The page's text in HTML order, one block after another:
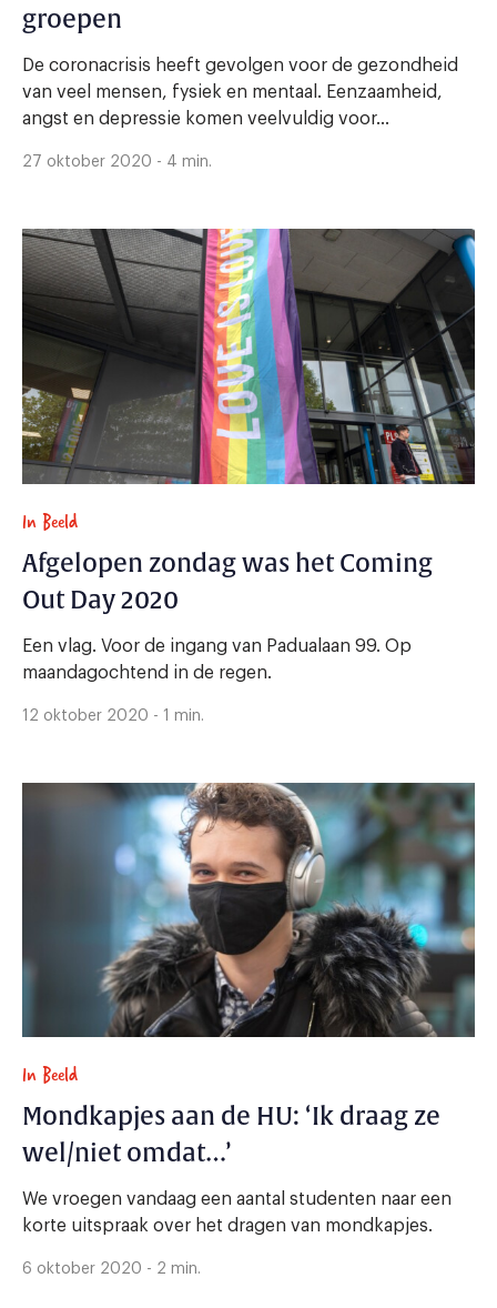
groepen
De coronacrisis heeft gevolgen voor de gezondheid
van veel mensen, fysiek en mentaal. Eenzaamheid,
angst en depressie komen veelvuldig voor...
27 oktober 2020 - 4 min.
In Beeld
Afgelopen zondag was het Coming
Out Day 2020
Een vlag. Voor de ingang van Padualaan 99. Op
maandagochtend in de regen.
12 oktober 2020 - 1 min.
In Beeld
Mondkapjes aan de HU: ‘Ik draag ze
wel/niet omdat…’
We vroegen vandaag een aantal studenten naar een
korte uitspraak over het dragen van mondkapjes.
6 oktober 2020 - 2 min.